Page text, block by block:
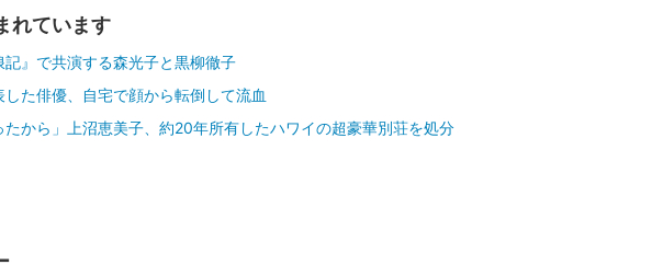
れています
記』で共演する森光子と黒柳徹子
た俳優、自宅で顔から転倒して流血
たから」上沼恵美子、約20年所有したハワイの超豪華別荘を処分